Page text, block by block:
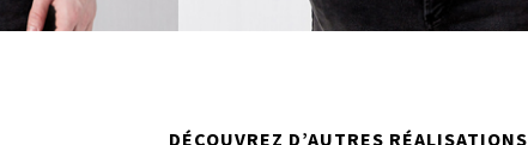
DÉCOUVREZ D’AUTRES RÉALISATIONS